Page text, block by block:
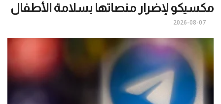
مكسيكو لإضرار منصاتها بسلامة الأطفال
2026-08-07